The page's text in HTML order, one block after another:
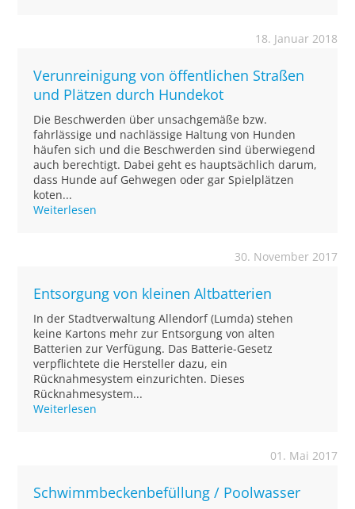
18. Januar 2018
Verunreinigung von öffentlichen Straßen
und Plätzen durch Hundekot
Die Beschwerden über unsachgemäße bzw.
fahrlässige und nachlässige Haltung von Hunden
häufen sich und die Beschwerden sind überwiegend
auch berechtigt. Dabei geht es hauptsächlich darum,
dass Hunde auf Gehwegen oder gar Spielplätzen
koten...
Weiterlesen
30. November 2017
Entsorgung von kleinen Altbatterien
In der Stadtverwaltung Allendorf (Lumda) stehen
keine Kartons mehr zur Entsorgung von alten
Batterien zur Verfügung. Das Batterie-Gesetz
verpflichtete die Hersteller dazu, ein
Rücknahmesystem einzurichten. Dieses
Rücknahmesystem...
Weiterlesen
01. Mai 2017
Schwimmbeckenbefüllung / Poolwasser